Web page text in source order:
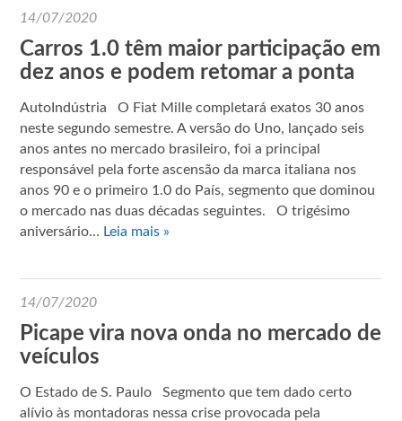
14/07/2020
Carros 1.0 têm maior participação em
dez anos e podem retomar a ponta
AutoIndústria O Fiat Mille completará exatos 30 anos
neste segundo semestre. A versão do Uno, lançado seis
anos antes no mercado brasileiro, foi a principal
responsável pela forte ascensão da marca italiana nos
anos 90 e o primeiro 1.0 do País, segmento que dominou
o mercado nas duas décadas seguintes. O trigésimo
aniversário… Leia mais »
14/07/2020
Picape vira nova onda no mercado de
veículos
O Estado de S. Paulo Segmento que tem dado certo
alívio às montadoras nessa crise provocada pela